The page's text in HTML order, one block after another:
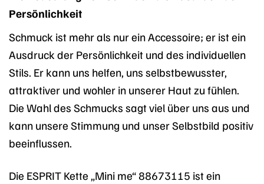
Persönlichkeit
Schmuck ist mehr als nur ein Accessoire; er ist ein
Ausdruck der Persönlichkeit und des individuellen
Stils. Er kann uns helfen, uns selbstbewusster,
attraktiver und wohler in unserer Haut zu fühlen.
Die Wahl des Schmucks sagt viel über uns aus und
kann unsere Stimmung und unser Selbstbild positiv
beeinflussen.
Die ESPRIT Kette „Mini me“ 88673115 ist ein